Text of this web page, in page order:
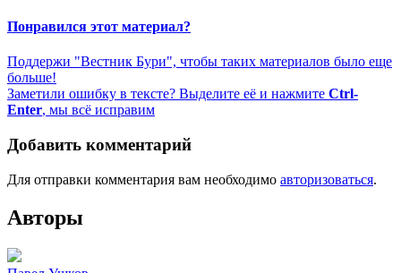
Понравился этот материал?
Поддержи "Вестник Бури", чтобы таких материалов было еще
больше!
Заметили ошибку в тексте? Выделите её и нажмите Ctrl-
Enter, мы всё исправим
Добавить комментарий
Для отправки комментария вам необходимо авторизоваться.
Авторы